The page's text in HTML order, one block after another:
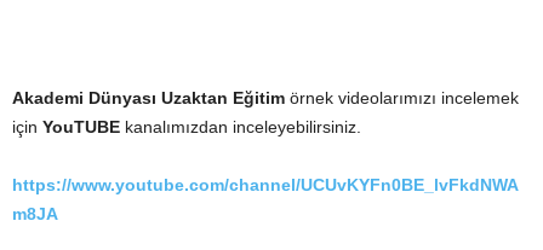
Akademi Dünyası Uzaktan Eğitim örnek videolarımızı incelemek
için YouTUBE kanalımızdan inceleyebilirsiniz.
https://www.youtube.com/channel/UCUvKYFn0BE_lvFkdNWA
m8JA